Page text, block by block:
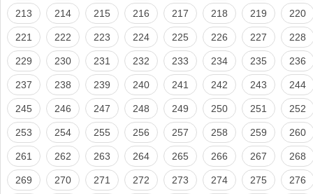
213 214 215 216 217 218 219 220
221 222 223 224 225 226 227 228
229 230 231 232 233 234 235 236
237 238 239 240 241 242 243 244
245 246 247 248 249 250 251 252
253 254 255 256 257 258 259 260
261 262 263 264 265 266 267 268
269 270 271 272 273 274 275 276